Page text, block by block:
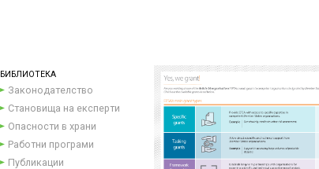
БИБЛИОТЕКА
Законодателство
Становища на експерти
Опасности в храни
Работни програми
Публикации